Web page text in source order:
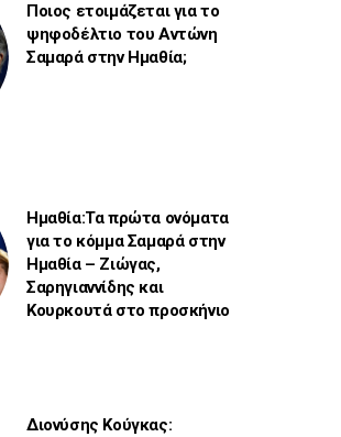
Ποιος ετοιμάζεται για το
ψηφοδέλτιο του Αντώνη
Σαμαρά στην Ημαθία;
Ημαθία:Τα πρώτα ονόματα
για το κόμμα Σαμαρά στην
Ημαθία – Ζιώγας,
Σαρηγιαννίδης και
Κουρκουτά στο προσκήνιο
Διονύσης Κούγκας: